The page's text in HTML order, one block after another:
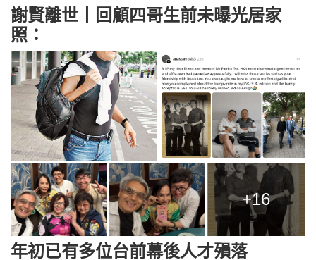
謝賢離世丨回顧四哥生前未曝光居家
照：
+16
年初已有多位台前幕後人才殞落